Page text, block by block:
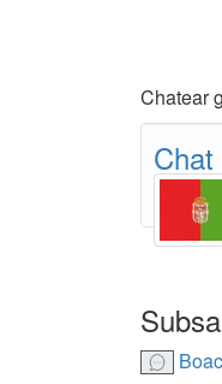
Chatear